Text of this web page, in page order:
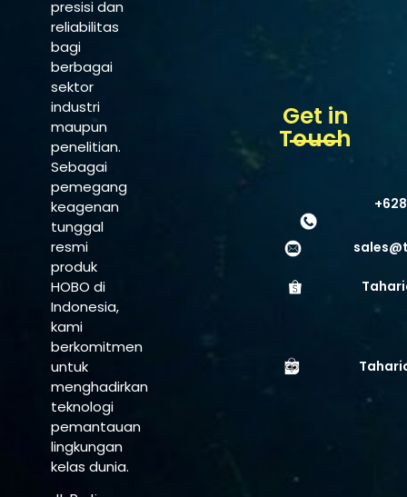
presisi dan
reliabilitas
bagi
berbagai
sektor
industri
maupun
penelitian.
Sebagai
pemegang
keagenan
tunggal
resmi
produk
HOBO di
Indonesia,
kami
berkomitmen
untuk
menghadirkan
teknologi
pemantauan
lingkungan
kelas dunia.
Get in
Touch